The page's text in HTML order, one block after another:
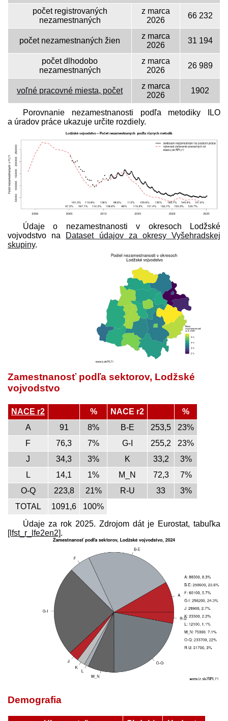
počet registrovaných
nezamestnaných
z marca
2026
66 232
počet nezamestnaných žien
z marca
2026
31 194
počet dlhodobo
nezamestnaných
z marca
2026
26 989
voľné pracovné miesta, počet
z marca
2026
1902
Porovnanie nezamestnanosti podľa metodiky ILO
a úradov práce ukazuje určite rozdiely.
Údaje o nezamestnanosti v okresoch Lodžské
vojvodstvo na Dataset údajov za okresy Vyšehradskej
skupiny.
Zamestnanosť podľa sektorov, Lodžské
vojvodstvo
NACE r2 % NACE r2
%
A
91 8% B-E 253,5
23%
F
76,3 7% G-I 255,2
23%
J
34,3 3% K 33,2
3%
L
14,1 1% M_N 72,3
7%
O-Q
223,8 21% R-U 33
3%
TOTAL
1091,6
100%
Údaje za rok 2025. Zdrojom dát je Eurostat, tabuľka
[lfst_r_lfe2en2].
Demografia